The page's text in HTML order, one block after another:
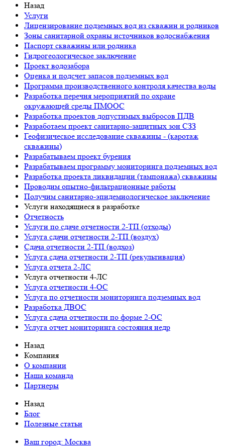
Назад
Услуги
Лицензирование подземных вод из скважин и родников
Зоны санитарной охраны источников водоснабжения
Паспорт скважины или родника
Гидрогеологическое заключение
Проект водозабора
Оценка и подсчет запасов подземных вод
Программа производственного контроля качества воды
Разработка перечня мероприятий по охране
окружающей среды ПМООС
Разработка проектов допустимых выбросов ПДВ
Разработаем проект санитарно-защитных зон СЗЗ
Геофизическое исследование скважины - (каротаж
скважины)
Разрабатываем проект бурения
Разрабатываем программу мониторинга подземных вод
Разработка проекта ликвидации (тампонажа) скважины
Проводим опытно-фильтрационные работы
Получим санитарно-эпидемиологическое заключение
Услуги находящиеся в разработке
Отчетность
Услуги по сдаче отчетности 2-ТП (отходы)
Услуга сдачи отчетности 2-ТП (воздух)
Сдача отчетности 2-ТП (водхоз)
Услуга сдача отчетности 2-ТП (рекультивация)
Услуга отчета 2-ЛС
Услуга отчетности 4-ЛС
Услуга отчетности 4-ОС
Услуга по отчетности мониторинга подземных вод
Разработка ДВОС
Услуга сдача отчетности по форме 2-ОС
Услуга отчет мониторинга состояния недр
Назад
Компания
О компании
Наша команда
Партнеры
Назад
Блог
Полезные статьи
Ваш город: Москва